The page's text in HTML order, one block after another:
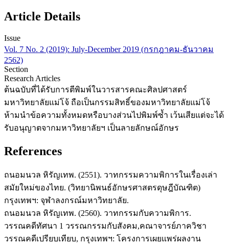
Article Details
Issue
Vol. 7 No. 2 (2019): July-December 2019 (กรกฎาคม-ธันวาคม
2562)
Section
Research Articles
ต้นฉบับที่ได้รับการตีพิมพ์ในวารสารคณะศิลปศาสตร์
มหาวิทยาลัยแม่โจ้ ถือเป็นกรรมสิทธิ์ของมหาวิทยาลัยแม่โจ้
ห้ามนำข้อความทั้งหมดหรือบางส่วนไปพิมพ์ซ้ำ เว้นเสียแต่จะได้
รับอนุญาตจากมหาวิทยาลัยฯ เป็นลายลักษณ์อักษร
References
ถนอมนวล หิรัญเทพ. (2551). วาทกรรมความพิการในเรื่องเล่า
สมัยใหม่ของไทย. (วิทยานิพนธ์อักษรศาสตรดุษฎีบัณฑิต)
กรุงเทพฯ: จุฬาลงกรณ์มหาวิทยาลัย.
ถนอมนวล หิรัญเทพ. (2560). วาทกรรมกับความพิการ.
วรรณคดีทัศนา 1 วรรณกรรมกับสังคม,คณาจารย์ภาควิชา
วรรณคดีเปรียบเทียบ, กรุงเทพฯ: โครงการเผยแพร่ผลงาน